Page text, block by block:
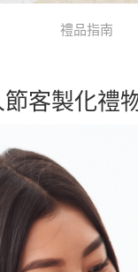
禮品指南
客製化禮